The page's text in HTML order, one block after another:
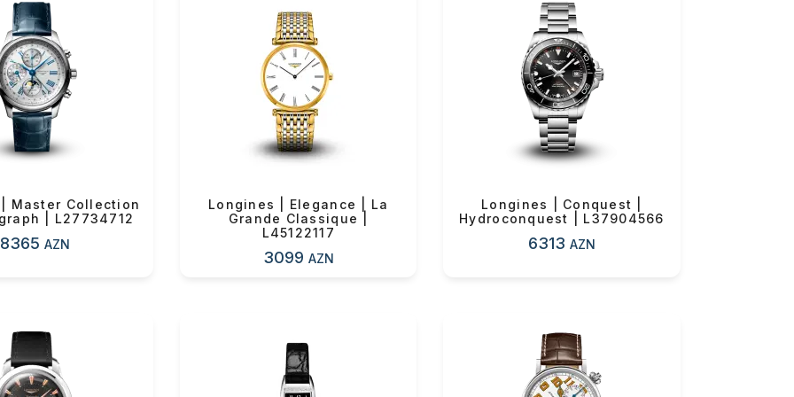
Vitesse, Heritage
Presence,
və şıklığınızı yansıdan
Master Collection
| L27734712
8365 AZN
Longines | Elegance | La
Grande Classique |
L45122117
3099 AZN
Longines | Conquest |
Hydroconquest | L37904566
6313 AZN
səbətə əlavə edildi
detalları